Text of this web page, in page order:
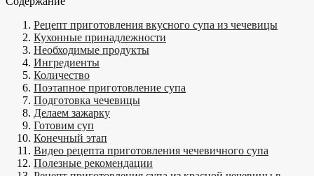
Рецепт приготовления вкусного супа из чечевицы
Кухонные принадлежности
Необходимые продукты
Ингредиенты
Количество
Поэтапное приготовление супа
Подготовка чечевицы
Делаем зажарку
Готовим суп
Конечный этап
Видео рецепта приготовления чечевичного супа
Полезные рекомендации